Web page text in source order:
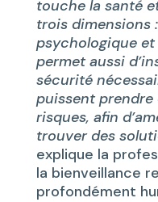
touche la santé
trois dimensions
psychologique
permet aussi
sécurité
puissent
risques, afin
trouver des
explique la
la bienveillance
profondément